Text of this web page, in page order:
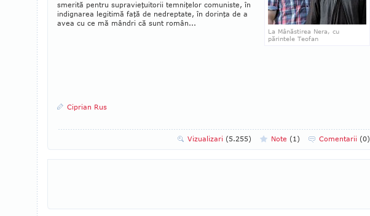
La Mânăstirea Nera, cu
părintele Teofan
smerită pentru supra­vieţuitorii tem­niţelor comuniste, în
indignarea legitimă faţă de ne­dreptate, în dorinţa de a
avea cu ce mă mân­dri că sunt român...
Ciprian Rus
Vizualizari (5.255) Note (1 ) Comentarii (0)